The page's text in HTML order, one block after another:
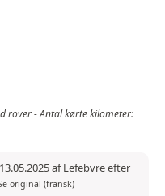
rover - Antal kørte kilometer:
af Lefebvre efter
original (fransk)